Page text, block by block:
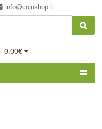
info@coinshop.lt
0.00€